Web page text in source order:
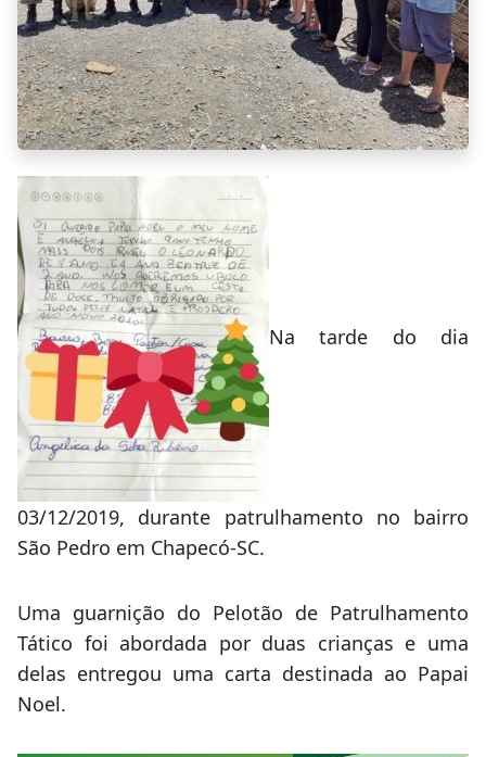
Na tarde do dia
03/12/2019, durante patrulhamento no bairro
São Pedro em Chapecó-SC.
Uma guarnição do Pelotão de Patrulhamento
Tático foi abordada por duas crianças e uma
delas entregou uma carta destinada ao Papai
Noel.